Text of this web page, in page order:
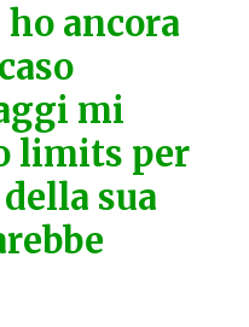
ancora
mi
limits per
sua